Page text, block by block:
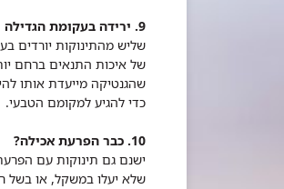
9. ירידה בעקומת הגדילה
שליש מהתינוקות יורדים
של איכות התנאים ברחם
שהגנטיקה מייעדת אותו
כדי להגיע למקומם הטבעי.
10. כבר הפרעת אכילה?
ישנם גם תינוקות עם
שלא יעלו במשקל, או בשל